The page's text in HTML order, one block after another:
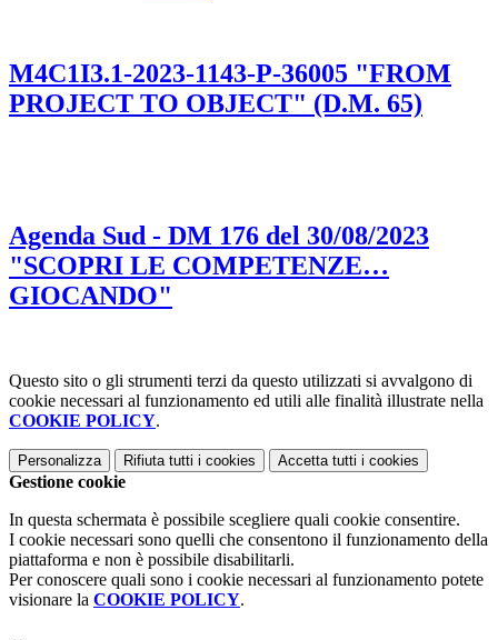
M4C1I3.1-2023-1143-P-36005 "FROM
PROJECT TO OBJECT" (D.M. 65)
Agenda Sud - DM 176 del 30/08/2023
"SCOPRI LE COMPETENZE…
GIOCANDO"
Questo sito o gli strumenti terzi da questo utilizzati si avvalgono di
cookie necessari al funzionamento ed utili alle finalità illustrate nella
COOKIE POLICY.
Personalizza Rifiuta tutti i cookies Accetta tutti i cookies
Gestione cookie
In questa schermata è possibile scegliere quali cookie consentire.
I cookie necessari sono quelli che consentono il funzionamento della
piattaforma e non è possibile disabilitarli.
Per conoscere quali sono i cookie necessari al funzionamento potete
visionare la COOKIE POLICY.